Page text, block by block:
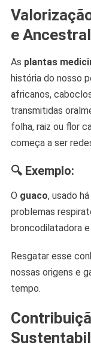
e Ancestral
As plantas
história do nosso
africanos,
transmitidas
folha, raiz ou flor
começa a ser
🔍 Exemplo:
O guaco, usado
problemas
broncodilatadora
Resgatar esse
nossas origens e
tempo.